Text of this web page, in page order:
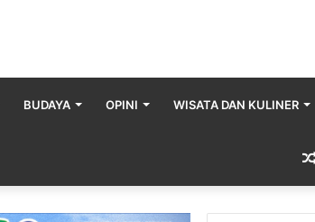
BUDAYA OPINI WISATA DAN KULINER